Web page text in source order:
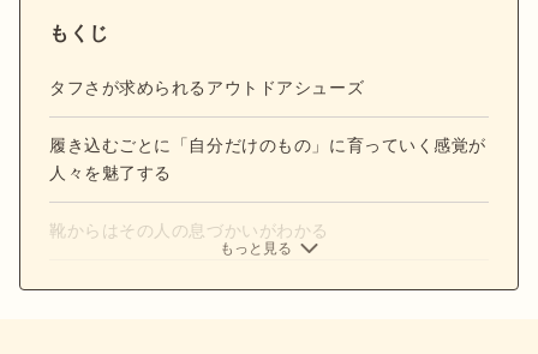
もくじ
タフさが求められるアウトドアシューズ
履き込むごとに「自分だけのもの」に育っていく感覚が
人々を魅了する
靴からはその人の息づかいがわかる
もっと見る